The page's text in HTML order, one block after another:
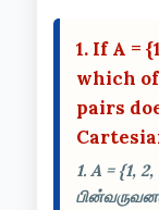
1. If A =
which
pairs
1. A = {1,